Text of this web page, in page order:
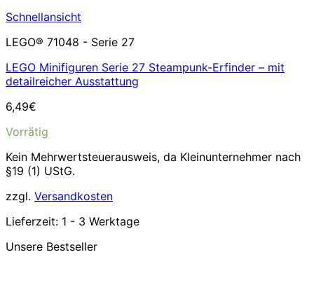
Schnellansicht
LEGO® 71048 - Serie 27
LEGO Minifiguren Serie 27 Steampunk-Erfinder – mit
detailreicher Ausstattung
6,49€
Vorrätig
Kein Mehrwertsteuerausweis, da Kleinunternehmer nach
§19 (1) UStG.
zzgl. Versandkosten
Lieferzeit: 1 - 3 Werktage
Unsere Bestseller